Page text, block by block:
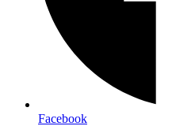
Facebook